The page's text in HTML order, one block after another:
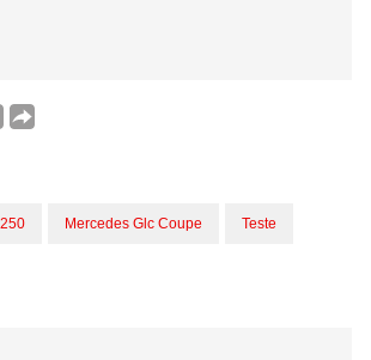
Mercedes Glc Coupe Teste